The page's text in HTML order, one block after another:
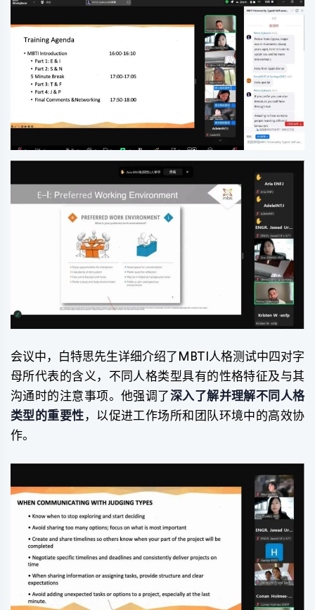
会议中，白特思先生详细介绍了MBTI人格测试中四对字
母所代表的含义，不同人格类型具有的性格特征及与其
沟通时的注意事项。他强调了 深入了解并理解不同人格
类型的重要性 ，以促进工作场所和团队环境中的高效协
作。